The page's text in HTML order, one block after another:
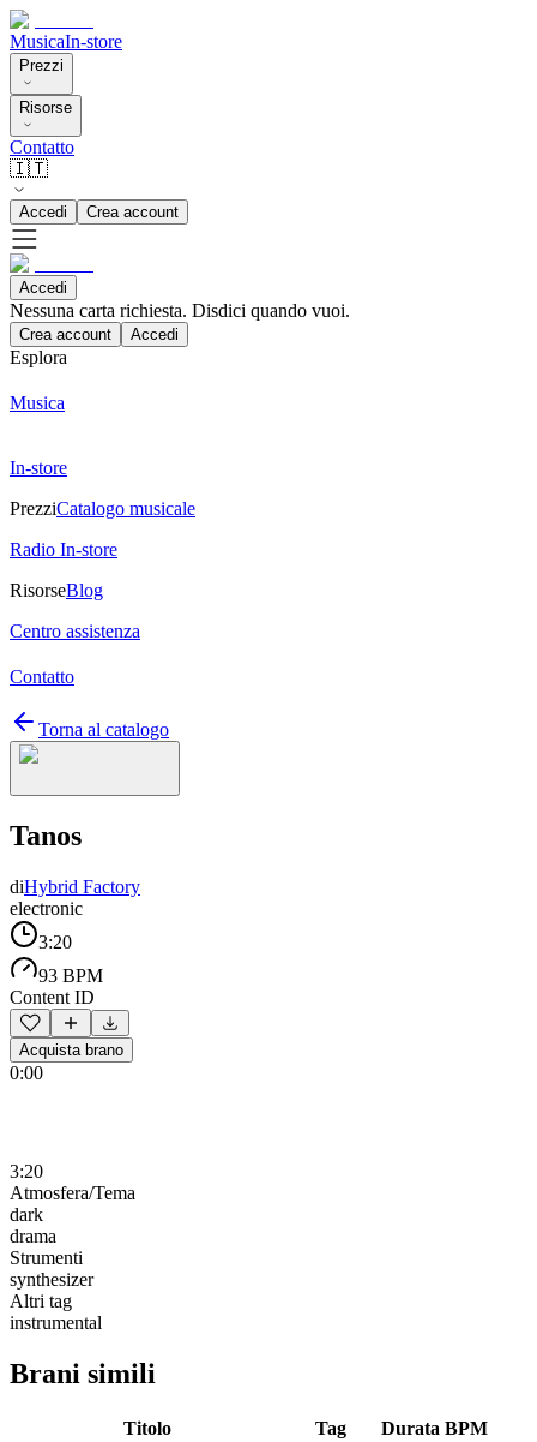
MusicaIn-store
Prezzi
Risorse
Contatto
🇮🇹
Accedi Crea account
Accedi
Nessuna carta richiesta. Disdici quando vuoi.
Crea account Accedi
Esplora
Musica
In-store
PrezziCatalogo musicale
Radio In-store
RisorseBlog
Centro assistenza
Contatto
Torna al catalogo
Tanos
diHybrid Factory
electronic
3:20
93 BPM
Content ID
Acquista brano
0:00
3:20
Atmosfera/Tema
dark
drama
Strumenti
synthesizer
Altri tag
instrumental
Brani simili
Titolo Tag Durata BPM